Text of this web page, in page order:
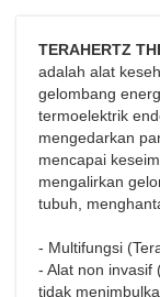
TERAHERTZ
adalah alat
gelombang
termoelektrik
mengedarkan
mencapai
mengalirkan
tubuh,
- Multifungsi
- Alat non invasif
tidak